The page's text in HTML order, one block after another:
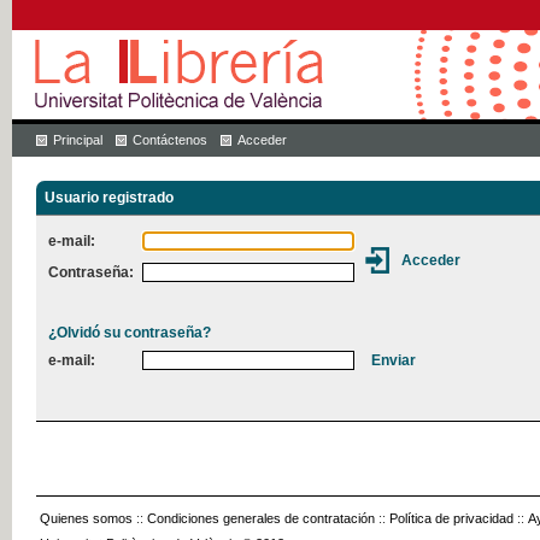
Principal Contáctenos Acceder
Usuario registrado
e-mail:
Contraseña:
¿Olvidó su contraseña?
e-mail:
Quienes somos :: Condiciones generales de contratación :: Política de privacidad ::